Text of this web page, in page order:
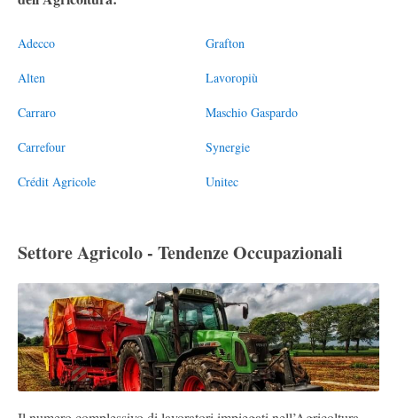
Adecco
Alten
Carraro
Carrefour
Crédit Agricole
Grafton
Lavoropiù
Maschio Gaspardo
Synergie
Unitec
Settore Agricolo - Tendenze Occupazionali